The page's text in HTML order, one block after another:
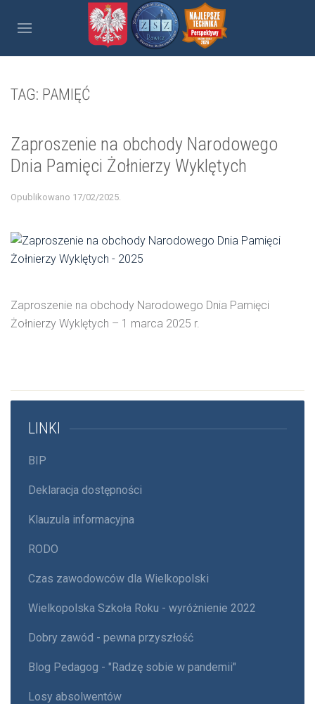
TAG: PAMIĘĆ
Zaproszenie na obchody Narodowego
Dnia Pamięci Żołnierzy Wyklętych
Opublikowano 17/02/2025.
Zaproszenie na obchody Narodowego Dnia Pamięci
Żołnierzy Wyklętych – 1 marca 2025 r.
LINKI
BIP
Deklaracja dostępności
Klauzula informacyjna
RODO
Czas zawodowców dla Wielkopolski
Wielkopolska Szkoła Roku - wyróżnienie 2022
Dobry zawód - pewna przyszłość
Blog Pedagog - "Radzę sobie w pandemii"
Losy absolwentów